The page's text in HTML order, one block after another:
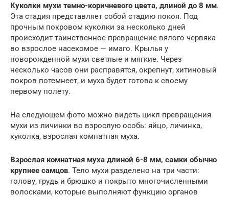
Куколки мухи темно-коричневого цвета, длиной до 8 мм.
Эта стадия представляет собой стадию покоя. Под
прочным покровом куколки за несколько дней
происходит таинственное превращение вялого червяка
во взрослое насекомое — имаго. Крылья у
новорожденной мухи светлые и мягкие. Через
несколько часов они расправятся, окрепнут, хитиновый
покров потемнеет, и муха будет готова к своему
первому полету.
На следующем фото можно видеть цикл превращения
мухи из личинки во взрослую особь: яйцо, личинка,
куколка, взрослая комнатная муха.
Взрослая комнатная муха длиной 6-8 мм, самки обычно
крупнее самцов. Тело мухи разделено на три части:
голову, грудь и брюшко и покрыто многочисленными
волосками, которые выполняют функцию органов